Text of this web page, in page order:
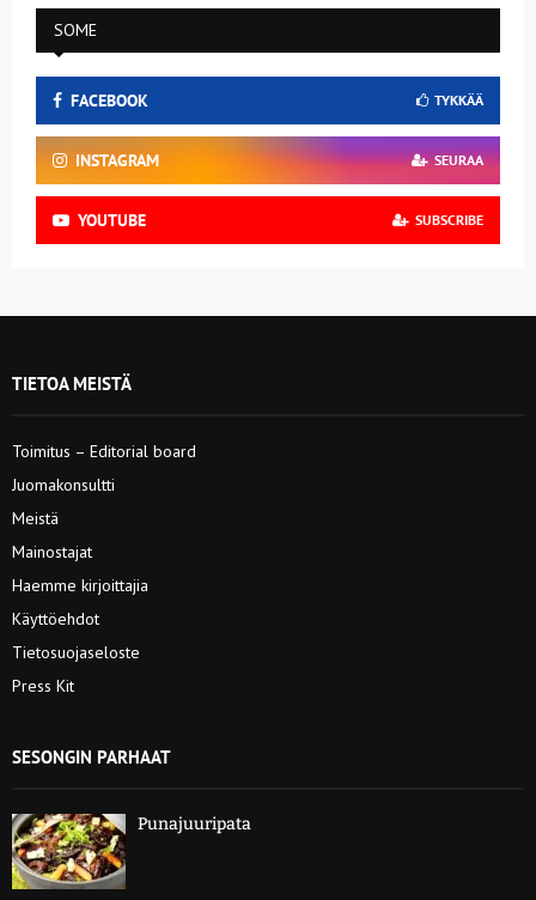
SOME
FACEBOOK TYKKÄÄ
INSTAGRAM SEURAA
YOUTUBE SUBSCRIBE
TIETOA MEISTÄ
Toimitus – Editorial board
Juomakonsultti
Meistä
Mainostajat
Haemme kirjoittajia
Käyttöehdot
Tietosuojaseloste
Press Kit
SESONGIN PARHAAT
Punajuuripata